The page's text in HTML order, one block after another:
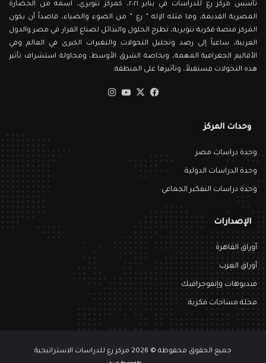
تأسس مركز رع للدراسات في يناير ٢٠٢١، كمركز تنويري، اسمه من الحضارة
المصرية القديمة، وما مثله الإله ” رع ” من الضوء والضياء، قاصداً أن يكون
المركز منصة فكرية تنويرية، تطرح الحلول والبدائل لصناع القرار في مصر والدول
العربية، ساعياً إلى رصد وتحليل التحولات والتغيرات الكبرى في العالم وفي
الأقاليم الجغرافية المهمة، وبخاصة الشرق الأوسط، ومحاولة استشراف تأثير
هذه التحولات مستقبلاً، وتأثيرها على المنطقة.
فيسبوك
‫X
‫YouTube
وحدات المركز
وحدة دراسات مصر
وحدة الدراسات الدولية
وحدة دراسات التفكير الجماعي
الإصدارات
أوراق القاهرة
أوراق العرب
فيديوهات وإنفوجرافيك
مجلة مساحات فكرية
جميع الحقوق محفوظة © 2026 مركز رع للدراسات الاستراتيجية